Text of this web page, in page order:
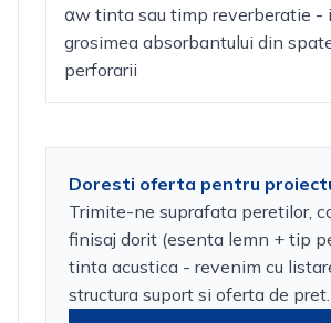
αw tinta sau timp reverberatie -
grosimea absorbantului din
perforarii
Doresti oferta pentru
Trimite-ne suprafata peretilor,
finisaj dorit (esenta lemn + tip
tinta acustica - revenim cu
structura suport si oferta de pret.